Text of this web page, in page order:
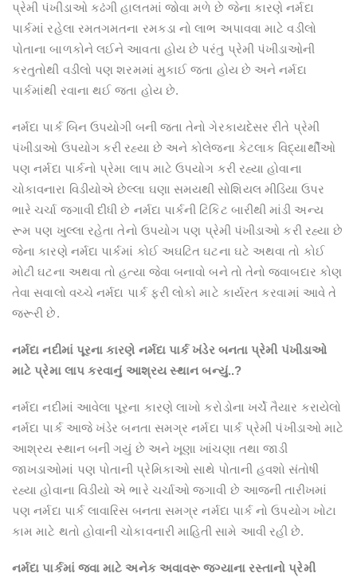
પ્રેમી પંખીડાઓ કઢંગી હાલતમાં જોવા મળે છે જેના કારણે નર્મદા
પાર્કમાં રહેલા રમતગમતના રમકડા નો લાભ અપાવવા માટે વડીલો
પોતાના બાળકોને લઈને આવતા હોય છે પરંતુ પ્રેમી પંખીડાઓની
કરતુતોથી વડીલો પણ શરમમાં મુકાઈ જતા હોય છે અને નર્મદા
પાર્કમાંથી રવાના થઈ જતા હોય છે.
નર્મદા પાર્ક બિન ઉપયોગી બની જતા તેનો ગેરકાયદેસર રીતે પ્રેમી
પંખીડાઓ ઉપયોગ કરી રહ્યા છે અને કોલેજના કેટલાક વિદ્યાર્થીઓ
પણ નર્મદા પાર્કનો પ્રેમા લાપ માટે ઉપયોગ કરી રહ્યા હોવાના
ચોકાવનારા વિડીયોએ છેલ્લા ઘણા સમયથી સોશિયલ મીડિયા ઉપર
ભારે ચર્ચા જગાવી દીધી છે નર્મદા પાર્કની ટિકિટ બારીથી માંડી અન્ય
રૂમ પણ ખુલ્લા રહેતા તેનો ઉપયોગ પણ પ્રેમી પંખીડાઓ કરી રહ્યા છે
જેના કારણે નર્મદા પાર્કમાં કોઈ અઘટિત ઘટના ઘટે અથવા તો કોઈ
મોટી ઘટના અથવા તો હત્યા જેવા બનાવો બને તો તેનો જવાબદાર કોણ
તેવા સવાલો વચ્ચે નર્મદા પાર્ક ફરી લોકો માટે કાર્યરત કરવામાં આવે તે
જરૂરી છે.
નર્મદા નદીમાં પૂરના કારણે નર્મદા પાર્ક ખંડેર બનતા પ્રેમી પંખીડાઓ
માટે પ્રેમા લાપ કરવાનું આશ્રય સ્થાન બન્યું..?
નર્મદા નદીમાં આવેલા પૂરના કારણે લાખો કરોડોના ખર્ચે તૈયાર કરાયેલો
નર્મદા પાર્ક આજે ખંડેર બનતા સમગ્ર નર્મદા પાર્ક પ્રેમી પંખીડાઓ માટે
આશ્રય સ્થાન બની ગયું છે અને ખૂણા ખાંચણા તથા જાડી
જાખડાઓમાં પણ પોતાની પ્રેમિકાઓ સાથે પોતાની હવશો સંતોષી
રહ્યા હોવાના વિડીયો એ ભારે ચર્ચાઓ જગાવી છે આજની તારીખમાં
પણ નર્મદા પાર્ક લાવારિસ બનતા સમગ્ર નર્મદા પાર્ક નો ઉપયોગ ખોટા
કામ માટે થતો હોવાની ચોકાવનારી માહિતી સામે આવી રહી છે.
નર્મદા પાર્કમાં જવા માટે અનેક અવાવરૂ જગ્યાના રસ્તાનો પ્રેમી